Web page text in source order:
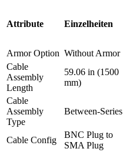
Attribute Einzelheiten
Armor Option Without Armor
Cable
Assembly
Length
59.06 in (1500
mm)
Cable
Assembly
Type
Between-Series
Cable Config
BNC Plug to
SMA Plug